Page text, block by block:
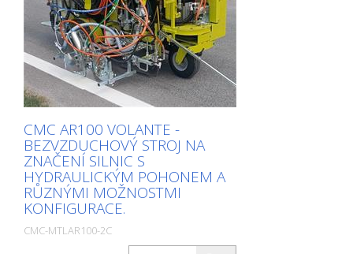
CMC AR100 VOLANTE -
BEZVZDUCHOVÝ STROJ NA
ZNAČENÍ SILNIC S
HYDRAULICKÝM POHONEM A
RŮZNÝMI MOŽNOSTMI
KONFIGURACE.
CMC-MTLAR100-2C